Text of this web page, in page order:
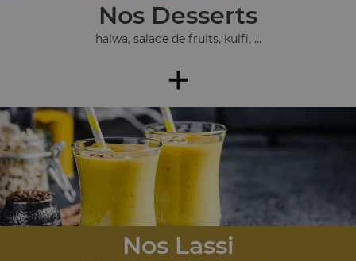
Nos Desserts
halwa, salade de fruits, kulfi, ...
+
Nos Lassi